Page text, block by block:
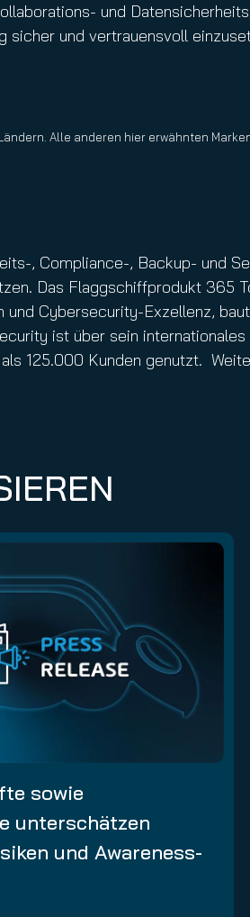
und
und vertrauensvoll
Alle anderen hier erwähnten
, Compliance-, Backup- und
Das Flaggschiffprodukt 365
Cybersecurity-Exzellenz,
ist über sein
125.000 Kunden genutzt.
sowie
unterschätzen
und Awareness-